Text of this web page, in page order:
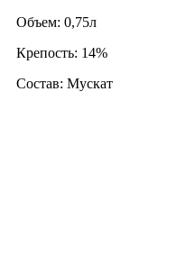
Объем: 0,75л
Крепость: 14%
Состав: Мускат